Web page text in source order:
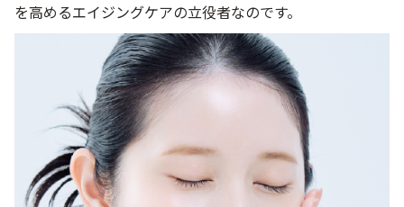
を高めるエイジングケアの立役者なのです。